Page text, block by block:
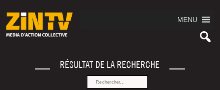
MENU
RÉSULTAT DE LA RECHERCHE